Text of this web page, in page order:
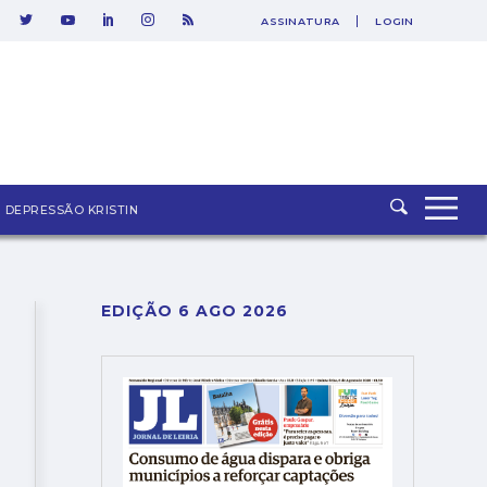
SAIR
ASSINATURA LOGIN
DEPRESSÃO KRISTIN
EDIÇÃO 6 AGO 2026